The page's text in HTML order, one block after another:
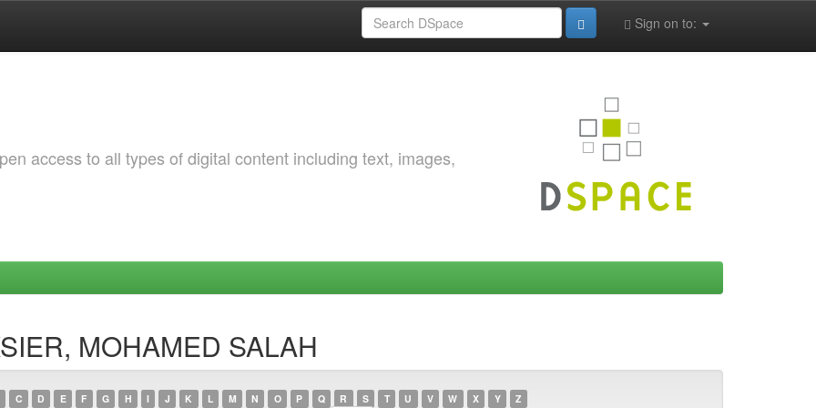
Sign on to:
access to all types of digital content including text, images,
MOHAMED SALAH
C D E F G H I J K L M N O P Q R S T U V W X Y Z